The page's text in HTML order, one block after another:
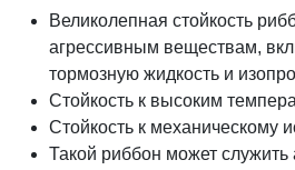
Великолепная стойкость
агрессивным веществам,
тормозную жидкость и
Стойкость к высоким
Стойкость к механическому
Такой риббон может служить